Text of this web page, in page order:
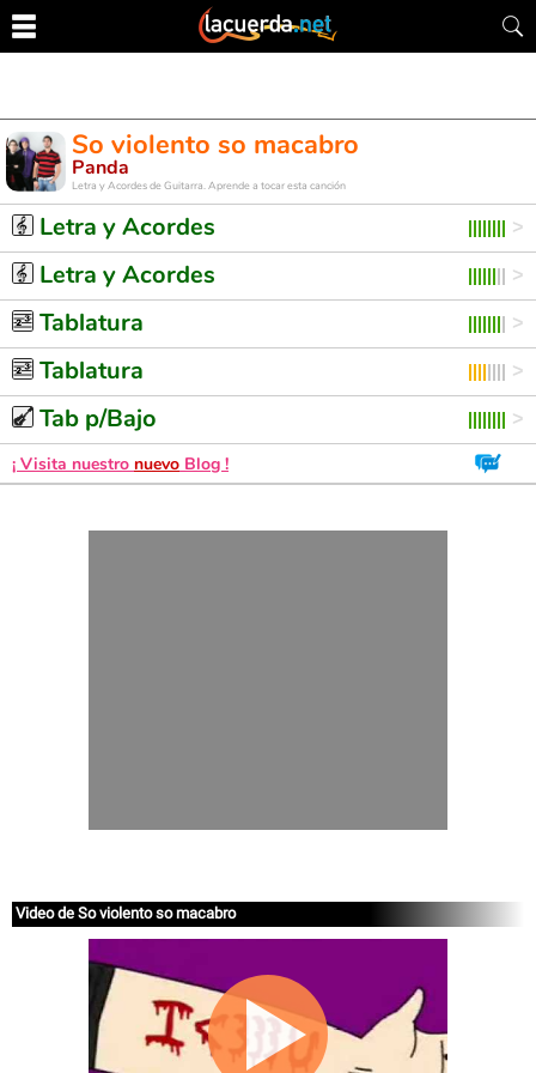
So violento so macabro
Panda
Letra y Acordes de Guitarra. Aprende a tocar esta canción
Letra y Acordes
Letra y Acordes
Tablatura
Tablatura
Tab p/Bajo
¡ Visita nuestro nuevo Blog !
Video de So violento so macabro